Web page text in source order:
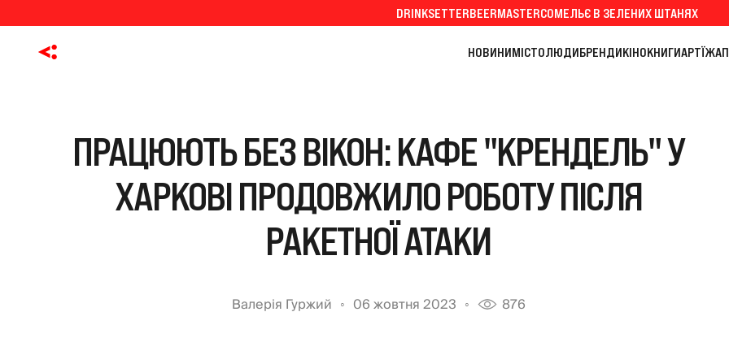
DRINKSETTERBEERMASTERСОМЕЛЬЄ В ЗЕЛЕНИХ ШТАНЯХ
НОВИНИМІСТОЛЮДИБРЕНДИКІНОКНИГИАРТЇЖА
ПРАЦЮЮТЬ БЕЗ ВІКОН: КАФЕ "КРЕНДЕЛЬ" У
ХАРКОВІ ПРОДОВЖИЛО РОБОТУ ПІСЛЯ
РАКЕТНОЇ АТАКИ
Валерія Гуржий 06 жовтня 2023 876